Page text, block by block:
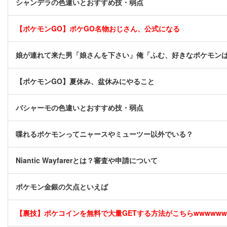
シャンデラの色違いとおすすめ技・弱点
【ポケモンGO】ポケGO名物おじさん、公式になる
娘が連れて来た男「娘さんを下さい」俺「ふむ、好きなポケモン
【ポケモンGO】夏休み、盆休みにやること
バシャーモの色違いとおすすめ技・弱点
喋れるポケモンってニャースやミューツー以外でいる？
Niantic Wayfarerとは？審査や申請について
ポケモン金銀の欠点といえば
【裏技】ポケコインを無料で大量GETする方法がこちら